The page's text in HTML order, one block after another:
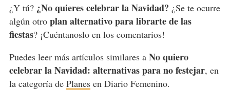
¿Y tú? ¿No quieres celebrar la Navidad? ¿Se te ocurre
algún otro plan alternativo para librarte de las
fiestas? ¡Cuéntanoslo en los comentarios!
Puedes leer más artículos similares a No quiero
celebrar la Navidad: alternativas para no festejar, en
la categoría de Planesen Diario Femenino.